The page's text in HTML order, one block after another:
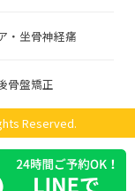
・坐骨神経痛
骨盤矯正
Reserved.